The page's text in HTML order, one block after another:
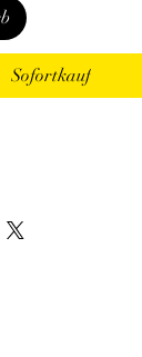
Sofortkauf
poursuite d'un